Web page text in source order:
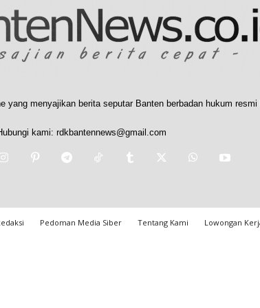
yang menyajikan berita seputar Banten berbadan hukum
kami: rdkbantennews@gmail.com
Pedoman Media Siber Tentang Kami Lowongan